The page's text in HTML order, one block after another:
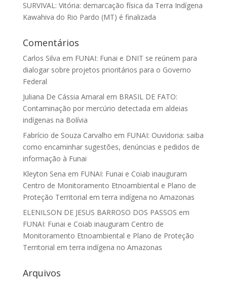
SURVIVAL: Vitória: demarcação física da Terra Indígena
Kawahiva do Rio Pardo (MT) é finalizada
Comentários
Carlos Silva em FUNAI: Funai e DNIT se reúnem para
dialogar sobre projetos prioritários para o Governo
Federal
Juliana De Cássia Amaral em BRASIL DE FATO:
Contaminação por mercúrio detectada em aldeias
indígenas na Bolívia
Fabrício de Souza Carvalho em FUNAI: Ouvidoria: saiba
como encaminhar sugestões, denúncias e pedidos de
informação à Funai
Kleyton Sena em FUNAI: Funai e Coiab inauguram
Centro de Monitoramento Etnoambiental e Plano de
Proteção Territorial em terra indígena no Amazonas
ELENILSON DE JESUS BARROSO DOS PASSOS em
FUNAI: Funai e Coiab inauguram Centro de
Monitoramento Etnoambiental e Plano de Proteção
Territorial em terra indígena no Amazonas
Arquivos